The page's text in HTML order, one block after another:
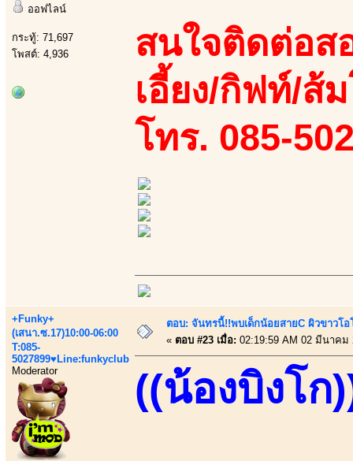
ออฟไลน์
กระทู้: 71,697
โพสต์: 4,936
สนใจติดต่อส
เอี้ยง/กิฟท์/ส้
โทร. 085-
+Funky+
(เสนา.ซ.17)10:00-06:00
T:085-
5027899♥Line:funkyclub
Moderator
ตอบ: จันทรนี้!!พบเด็กน้อยสายC ผิวขาวโ
« ตอบ #23 เมื่อ: 02:19:59 AM 02 มีนาคม
((น้องบิงโก